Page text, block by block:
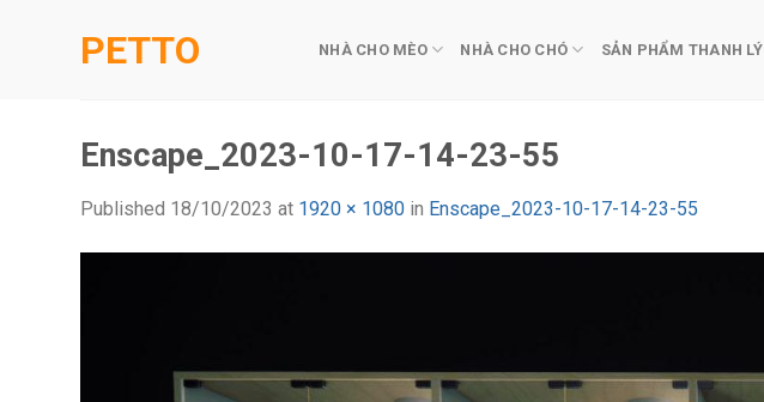
PETTO NHÀ CHO MÈO NHÀ CHO CHÓ SẢN PHẨM THANH LÝ
Enscape_2023-10-17-14-23-55
Published 18/10/2023 at 1920 × 1080 in Enscape_2023-10-17-14-23-55